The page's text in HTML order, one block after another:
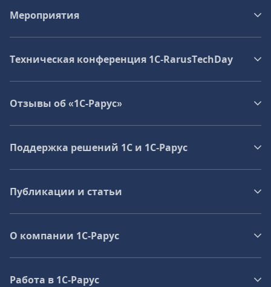
Мероприятия
Техническая конференция 1C‑RarusTechDay
Отзывы об «1С-Рарус»
Поддержка решений 1С и 1С‑Рарус
Публикации и статьи
О компании 1C-Рарус
Работа в 1С‑Рарус